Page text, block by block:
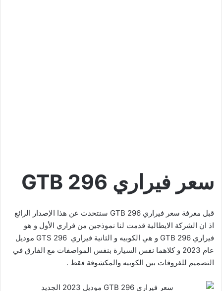
سعر فيراري 296 GTB
قبل معرفة سعر فيراري 296 GTB سنتحدث عن هذا الإصدار الرائع
اذ ان الشركة الايطالية قدمت لنا نموذجين من فراري الأول و هو
فيراري 296 GTB و هي الكوبيه و الثانية فيراري 296 GTS موديل
عام 2023 و كلاهما نفس السيارة بنفس المواصفات مع الفارق في
التصميم للفروقات بين الكوبيه والمكشوفة فقط .